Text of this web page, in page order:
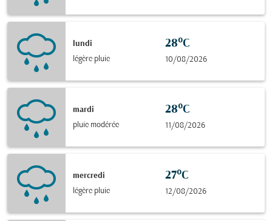
lundi
légère pluie
28°C
10/08/2026
mardi
pluie modérée
28°C
11/08/2026
mercredi
légère pluie
27°C
12/08/2026